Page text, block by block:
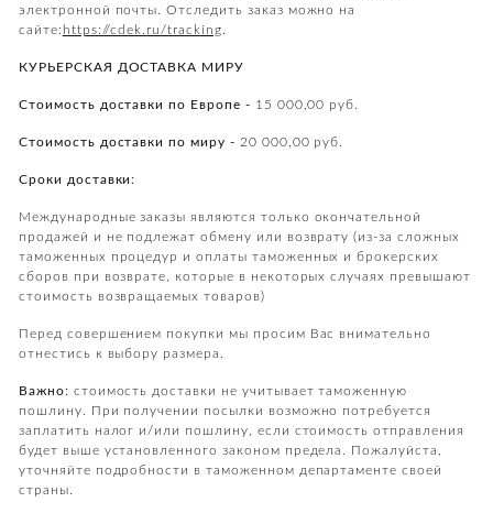
электронной почты. Отследить заказ можно на
сайте: https://cdek.ru/tracking
КУРЬЕРСКАЯ ДОСТАВКА МИРУ
Стоимость доставки по Европе - 15 000,00 руб.
Стоимость доставки по миру - 20 000,00 руб.
Сроки доставки:
Международные заказы являются только окончательной
продажей и не подлежат обмену или возврату (из-за сложных
таможенных процедур и оплаты таможенных и брокерских
сборов при возврате, которые в некоторых случаях превышают
стоимость возвращаемых товаров)
Перед совершением покупки мы просим Вас внимательно
отнестись к выбору размера.
Важно: стоимость доставки не учитывает таможенную
пошлину. При получении посылки возможно потребуется
заплатить налог и/или пошлину, если стоимость отправления
будет выше установленного законом предела. Пожалуйста,
уточняйте подробности в таможенном департаменте своей
страны.